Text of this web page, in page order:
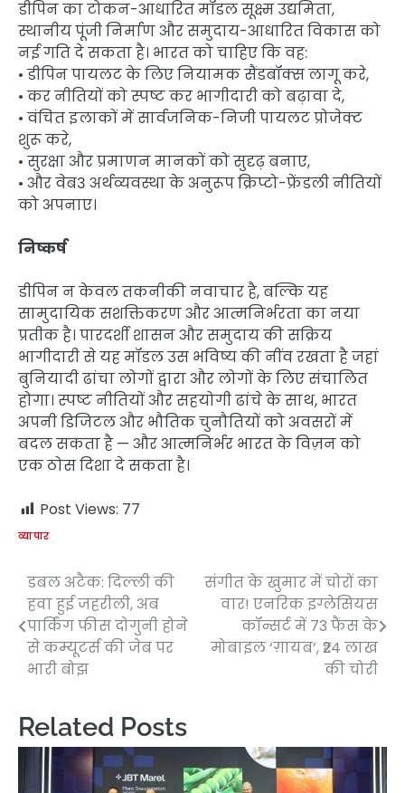
डीपिन का टोकन-आधारित मॉडल सूक्ष्म उद्यमिता,
स्थानीय पूंजी निर्माण और समुदाय-आधारित विकास को
नई गति दे सकता है। भारत को चाहिए कि वह:
• डीपिन पायलट के लिए नियामक सैंडबॉक्स लागू करे,
• कर नीतियों को स्पष्ट कर भागीदारी को बढ़ावा दे,
• वंचित इलाकों में सार्वजनिक-निजी पायलट प्रोजेक्ट
शुरू करे,
• सुरक्षा और प्रमाणन मानकों को सुदृढ़ बनाए,
• और वेब3 अर्थव्यवस्था के अनुरूप क्रिप्टो-फ्रेंडली नीतियों
को अपनाए।
निष्कर्ष
डीपिन न केवल तकनीकी नवाचार है, बल्कि यह
सामुदायिक सशक्तिकरण और आत्मनिर्भरता का नया
प्रतीक है। पारदर्शी शासन और समुदाय की सक्रिय
भागीदारी से यह मॉडल उस भविष्य की नींव रखता है जहां
बुनियादी ढांचा लोगों द्वारा और लोगों के लिए संचालित
होगा। स्पष्ट नीतियों और सहयोगी ढांचे के साथ, भारत
अपनी डिजिटल और भौतिक चुनौतियों को अवसरों में
बदल सकता है — और आत्मनिर्भर भारत के विज़न को
एक ठोस दिशा दे सकता है।
Post Views: 77
व्यापार
Post
navigation
डबल अटैक: दिल्ली की
हवा हुई जहरीली, अब
पार्किंग फीस दोगुनी होने
से कम्यूटर्स की जेब पर
भारी बोझ
संगीत के खुमार में चोरों का
वार! एनरिक इग्लेसियस
कॉन्सर्ट में 73 फैंस के
मोबाइल ‘ग़ायब’, ₹24 लाख
की चोरी
Related Posts